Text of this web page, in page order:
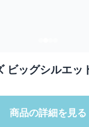
ビッグシルエッ
商品の詳細を見る